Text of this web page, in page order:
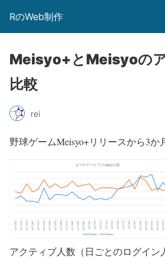
RのWeb制作
Meisyo+とMeisyoの
比較
rei
野球ゲームMeisyo+リリースから3か
アクティブ人数（日ごとのログイン